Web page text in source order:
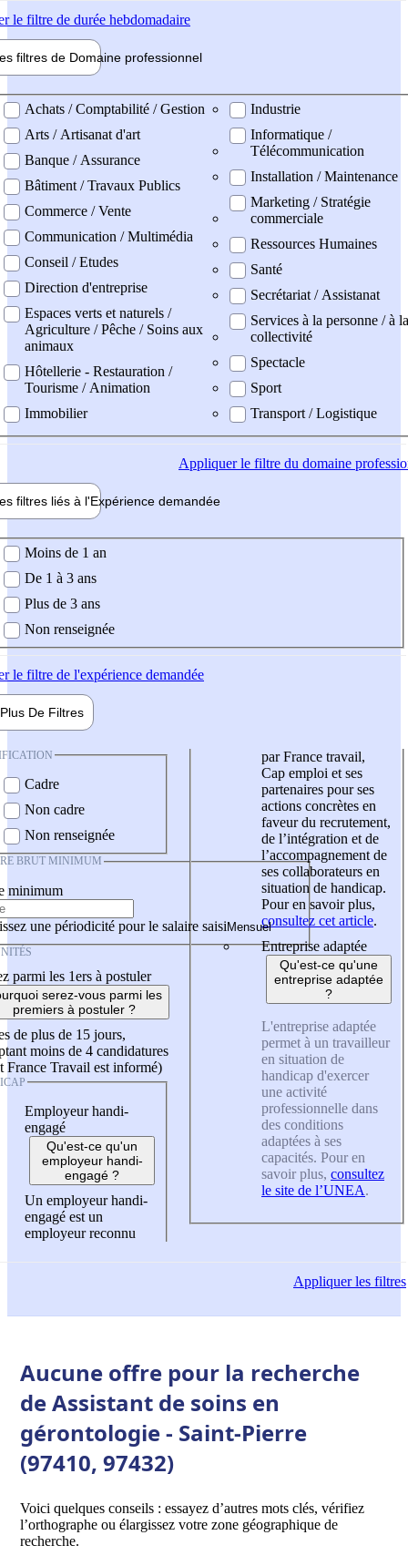
le filtre de durée hebdomadaire
filtres de Domaine professionnel
professionel
Achats / Comptabilité / Gestion
Arts / Artisanat d'art
Banque / Assurance
Bâtiment / Travaux Publics
Commerce / Vente
Communication / Multimédia
Conseil / Etudes
Direction d'entreprise
Espaces verts et naturels /
Agriculture / Pêche / Soins aux
animaux
Hôtellerie - Restauration /
Tourisme / Animation
Immobilier
Industrie
Informatique /
Télécommunication
Installation / Maintenance
Marketing / Stratégie
commerciale
Ressources Humaines
Santé
Secrétariat / Assistanat
Services à la personne / à la
collectivité
Spectacle
Sport
Transport / Logistique
Appliquerle filtre du domaine
filtres liés à l'Expérience demandée
demandée
Moins de 1 an
De 1 à 3 ans
Plus de 3 ans
Non renseignée
le filtre de l'expérience demandée
Plus De Filtres
Cadre
Non cadre
Non renseignée
BRUT MINIMUM
minimum
une périodicité pour le salaire saisi
parmi les 1ers à postuler
serez-vous parmi les
premiers à postuler ?
de plus de 15 jours,
moins de 4 candidatures
France Travail est informé)
Employeur handi-
engagé
Qu'est-ce qu'un
employeur handi-
engagé ?
Un employeur handi-
engagé est un
employeur reconnu
par France travail,
Cap emploi et ses
partenaires pour ses
actions concrètes en
faveur du recrutement,
de l’intégration et de
l’accompagnement de
ses collaborateurs en
situation de handicap.
Pour en savoir plus,
consultez cet article.
Entreprise adaptée
Qu'est-ce qu'une
entreprise adaptée
?
L'entreprise adaptée
permet à un travailleur
en situation de
handicap d'exercer
une activité
professionnelle dans
des conditions
adaptées à ses
capacités. Pour en
savoir plus, consultez
le site de l’UNEA.
Appliquerles filtres
Aucune offre pour la recherche
de Assistant de soins en
gérontologie - Saint-Pierre
(97410, 97432)
Voici quelques conseils : essayez d’autres mots clés, vérifiez
l’orthographe ou élargissez votre zone géographique de
recherche.